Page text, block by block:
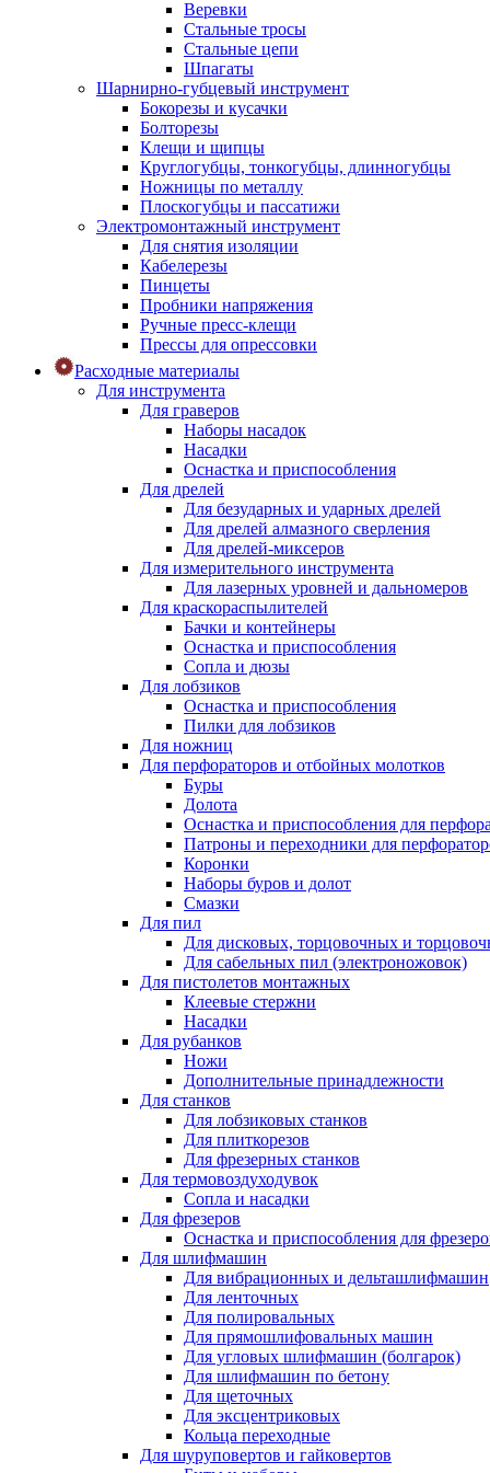
Веревки
Стальные тросы
Стальные цепи
Шпагаты
Шарнирно-губцевый инструмент
Бокорезы и кусачки
Болторезы
Клещи и щипцы
Круглогубцы, тонкогубцы, длинногубцы
Ножницы по металлу
Плоскогубцы и пассатижи
Электромонтажный инструмент
Для снятия изоляции
Кабелерезы
Пинцеты
Пробники напряжения
Ручные пресс-клещи
Прессы для опрессовки
Расходные материалы
Для инструмента
Для граверов
Наборы насадок
Насадки
Оснастка и приспособления
Для дрелей
Для безударных и ударных дрелей
Для дрелей алмазного сверления
Для дрелей-миксеров
Для измерительного инструмента
Для лазерных уровней и дальномеров
Для краскораспылителей
Бачки и контейнеры
Оснастка и приспособления
Сопла и дюзы
Для лобзиков
Оснастка и приспособления
Пилки для лобзиков
Для ножниц
Для перфораторов и отбойных молотков
Буры
Долота
Оснастка и приспособления для
Патроны и переходники для
Коронки
Наборы буров и долот
Смазки
Для пил
Для дисковых, торцовочных и
Для сабельных пил (электроножовок)
Для пистолетов монтажных
Клеевые стержни
Насадки
Для рубанков
Ножи
Дополнительные принадлежности
Для станков
Для лобзиковых станков
Для плиткорезов
Для фрезерных станков
Для термовоздуходувок
Сопла и насадки
Для фрезеров
Оснастка и приспособления для
Для шлифмашин
Для вибрационных и дельташлифмашин
Для ленточных
Для полировальных
Для прямошлифовальных машин
Для угловых шлифмашин (болгарок)
Для шлифмашин по бетону
Для щеточных
Для эксцентриковых
Кольца переходные
Для шуруповертов и гайковертов